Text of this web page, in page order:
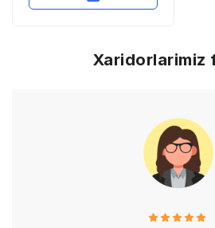
Xaridorlarimiz